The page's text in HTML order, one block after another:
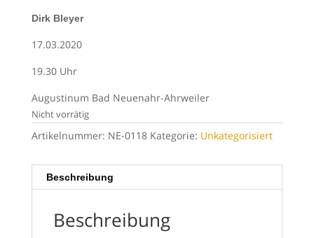
Dirk Bleyer
17.03.2020
19.30 Uhr
Augustinum Bad Neuenahr-Ahrweiler
Nicht vorrätig
Artikelnummer: NE-0118 Kategorie: Unkategorisiert
Beschreibung
Beschreibung